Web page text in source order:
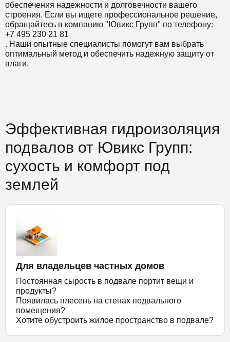
обеспечения надежности и долговечности вашего
строения. Если вы ищете профессиональное решение,
обращайтесь в компанию "Ювикс Групп" по телефону:
+7 495 230 21 81
. Наши опытные специалисты помогут вам выбрать
оптимальный метод и обеспечить надежную защиту от
влаги.
Эффективная гидроизоляция
подвалов от Ювикс Групп:
сухость и комфорт под
землей
Для владельцев частных домов
Постоянная сырость в подвале портит вещи и
продукты?
Появилась плесень на стенах подвального
помещения?
Хотите обустроить жилое пространство в подвале?